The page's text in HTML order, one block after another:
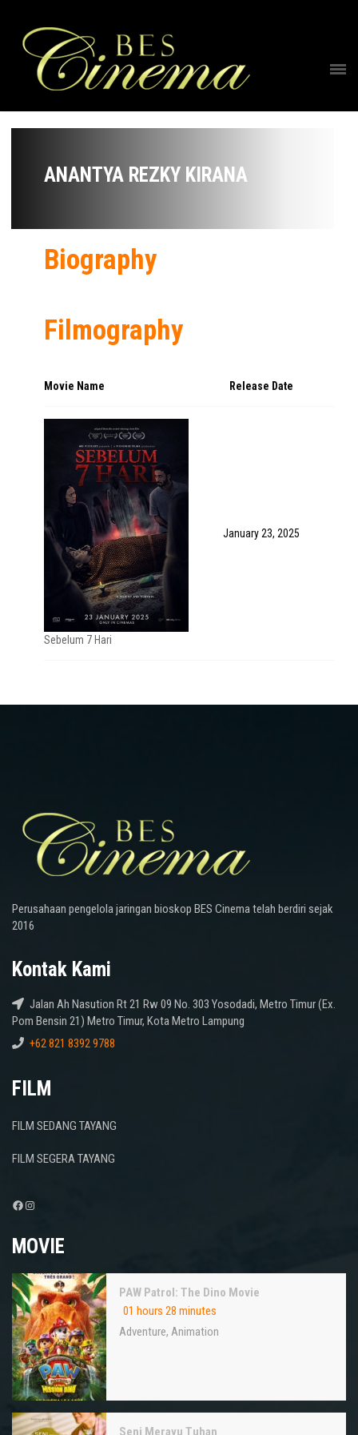
ANANTYA REZKY KIRANA
Biography
Filmography
Movie Name Release Date
Sebelum 7 Hari
January 23, 2025
Perusahaan pengelola jaringan bioskop BES Cinema telah berdiri sejak
2016
Kontak Kami
Jalan Ah Nasution Rt 21 Rw 09 No. 303 Yosodadi, Metro Timur (Ex.
Pom Bensin 21) Metro Timur, Kota Metro Lampung
+62 821 8392 9788
FILM
FILM SEDANG TAYANG
FILM SEGERA TAYANG
Facebook
Instagram
MOVIE
PAW Patrol: The Dino Movie
01 hours 28 minutes
Adventure, Animation
Seni Merayu Tuhan